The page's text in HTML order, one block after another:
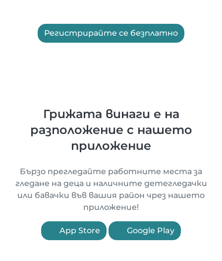
Регистрирайте се безплатно
Грижата винаги е на
разположение с нашето
приложение
Бързо прегледайте работните места за
гледане на деца и наличните детегледачки
или бавачки във вашия район чрез нашето
приложение!
App Store Google Play